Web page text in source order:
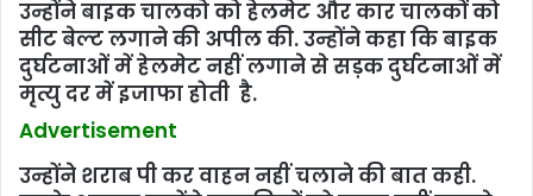
उन्होंने बाइक चालको को हेलमेट और कार चालकों को
सीट बेल्ट लगाने की अपील की. उन्होंने कहा कि बाइक
दुर्घटनाओं में हेलमेट नहीं लगाने से सड़क दुर्घटनाओं में
मृत्यु दर में इजाफा होती है.
Advertisement
उन्होंने शराब पी कर वाहन नहीं चलाने की बात कही.